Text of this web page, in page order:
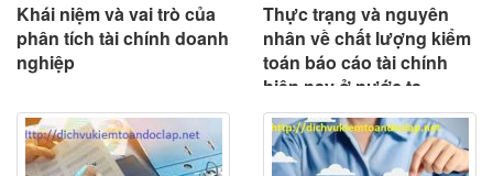
Khái niệm và vai trò của
phân tích tài chính doanh
nghiệp
Thực trạng và nguyên
nhân về chất lượng kiểm
toán báo cáo tài chính
hiện nay ở nước ta